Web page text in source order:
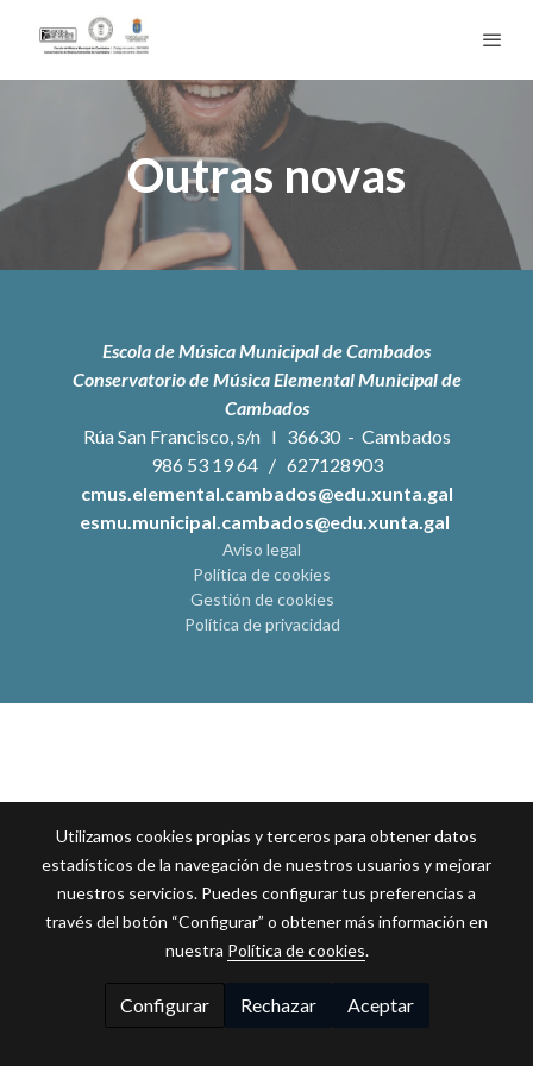
Outras novas
Escola de Música Municipal de Cambados
Conservatorio de Música Elemental Municipal de
Cambados
Rúa San Francisco, s/n l 36630 - Cambados
986 53 19 64 / 627128903
cmus.elemental.cambados@edu.xunta.gal
esmu.municipal.cambados@edu.xunta.gal
Aviso legal
Política de cookies
Gestión de cookies
Política de privacidad
Utilizamos cookies propias y terceros para obtener datos
estadísticos de la navegación de nuestros usuarios y mejorar
nuestros servicios. Puedes configurar tus preferencias a
través del botón “Configurar” o obtener más información en
nuestra Política de cookies.
Configurar Rechazar Aceptar